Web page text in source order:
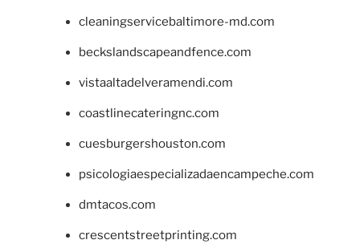
cleaningservicebaltimore-md.com
beckslandscapeandfence.com
vistaaltadelveramendi.com
coastlinecateringnc.com
cuesburgershouston.com
psicologiaespecializadaencampeche.com
dmtacos.com
crescentstreetprinting.com